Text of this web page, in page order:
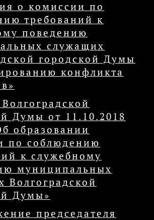
о комиссии по
требований к
поведению
служащих
городской Думы
конфликта
Думы от 11.10.2018
образовании
по соблюдению
к служебному
муниципальных
Волгоградской
Думы»
председателя